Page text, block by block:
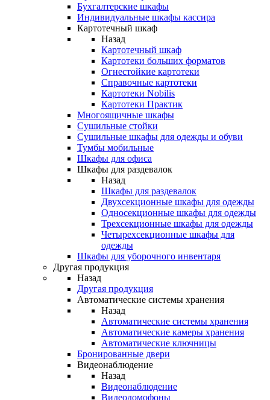
Бухгалтерские шкафы
Индивидуальные шкафы кассира
Картотечный шкаф
Назад
Картотечный шкаф
Картотеки больших форматов
Огнестойкие картотеки
Справочные картотеки
Картотеки Nobilis
Картотеки Практик
Многоящичные шкафы
Сушильные стойки
Сушильные шкафы для одежды и обуви
Тумбы мобильные
Шкафы для офиса
Шкафы для раздевалок
Назад
Шкафы для раздевалок
Двухсекционные шкафы для одежды
Односекционные шкафы для одежды
Трехсекционные шкафы для одежды
Четырехсекционные шкафы для
одежды
Шкафы для уборочного инвентаря
Другая продукция
Назад
Другая продукция
Автоматические системы хранения
Назад
Автоматические системы хранения
Автоматические камеры хранения
Автоматические ключницы
Бронированные двери
Видеонаблюдение
Назад
Видеонаблюдение
Видеодомофоны